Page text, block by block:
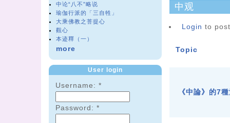
中论“八不”略说
瑜伽行派的「三自牲」
大乘佛教之菩提心
觀心
本迹釋（一）
more
User login
Username:*
Password:*
中观
Login to
Topic
《中論》的7